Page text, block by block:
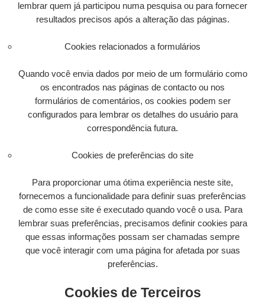
lembrar quem já participou numa pesquisa ou para fornecer
resultados precisos após a alteração das páginas.
Cookies relacionados a formulários
Quando você envia dados por meio de um formulário como
os encontrados nas páginas de contacto ou nos
formulários de comentários, os cookies podem ser
configurados para lembrar os detalhes do usuário para
correspondência futura.
Cookies de preferências do site
Para proporcionar uma ótima experiência neste site,
fornecemos a funcionalidade para definir suas preferências
de como esse site é executado quando você o usa. Para
lembrar suas preferências, precisamos definir cookies para
que essas informações possam ser chamadas sempre
que você interagir com uma página for afetada por suas
preferências.
Cookies de Terceiros